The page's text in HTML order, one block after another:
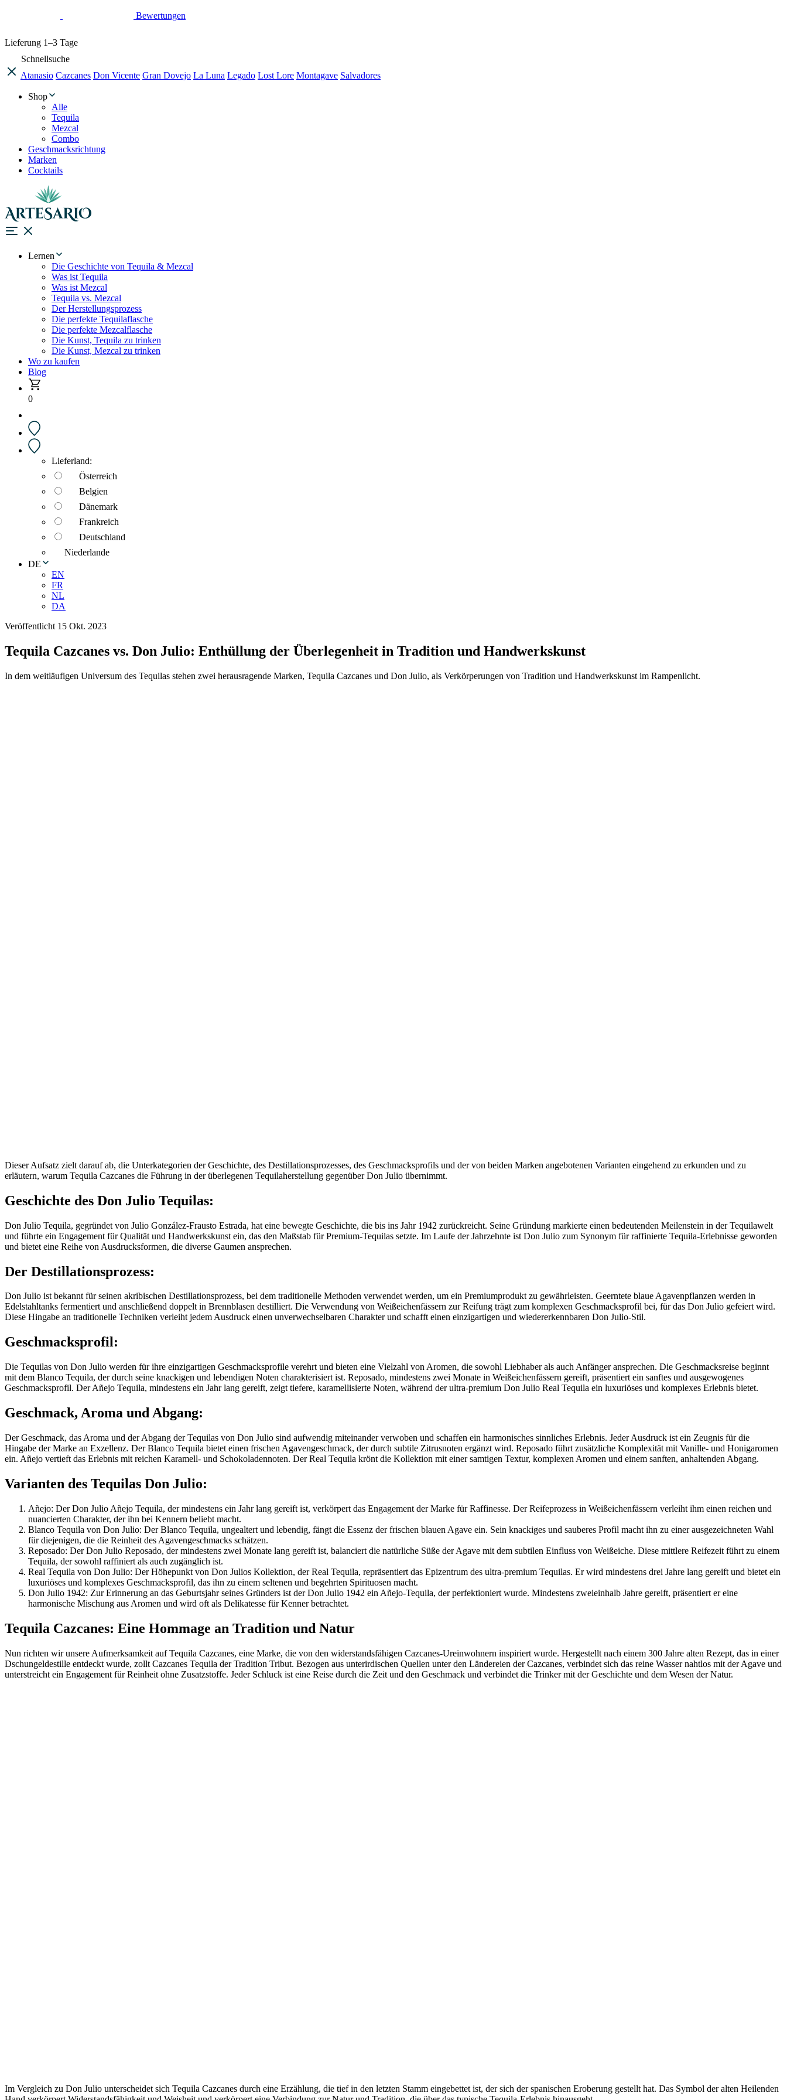
Bewertungen
Lieferung 1–3 Tage
Schnellsuche
Atanasio Cazcanes Don Vicente Gran Dovejo La Luna Legado Lost Lore Montagave Salvadores
Shop
Alle
Tequila
Mezcal
Combo
Geschmacksrichtung
Marken
Cocktails
Lernen
Die Geschichte von Tequila & Mezcal
Was ist Tequila
Was ist Mezcal
Tequila vs. Mezcal
Der Herstellungsprozess
Die perfekte Tequilaflasche
Die perfekte Mezcalflasche
Die Kunst, Tequila zu trinken
Die Kunst, Mezcal zu trinken
Wo zu kaufen
Blog
0
Lieferland:
Österreich
Belgien
Dänemark
Frankreich
Deutschland
Niederlande
DE
EN
FR
NL
DA
Veröffentlicht 15 Okt. 2023
Tequila Cazcanes vs. Don Julio: Enthüllung der Überlegenheit in Tradition und Handwerkskunst
In dem weitläufigen Universum des Tequilas stehen zwei herausragende Marken, Tequila Cazcanes und Don Julio, als Verkörperungen von Tradition und Handwerkskunst im Rampenlicht.
Dieser Aufsatz zielt darauf ab, die Unterkategorien der Geschichte, des Destillationsprozesses, des Geschmacksprofils und der von beiden Marken angebotenen Varianten eingehend zu erkunden und zu
erläutern, warum Tequila Cazcanes die Führung in der überlegenen Tequilaherstellung gegenüber Don Julio übernimmt.
Geschichte des Don Julio Tequilas:
Don Julio Tequila, gegründet von Julio González-Frausto Estrada, hat eine bewegte Geschichte, die bis ins Jahr 1942 zurückreicht. Seine Gründung markierte einen bedeutenden Meilenstein in der Tequilawelt
und führte ein Engagement für Qualität und Handwerkskunst ein, das den Maßstab für Premium-Tequilas setzte. Im Laufe der Jahrzehnte ist Don Julio zum Synonym für raffinierte Tequila-Erlebnisse geworden
und bietet eine Reihe von Ausdrucksformen, die diverse Gaumen ansprechen.
Der Destillationsprozess:
Don Julio ist bekannt für seinen akribischen Destillationsprozess, bei dem traditionelle Methoden verwendet werden, um ein Premiumprodukt zu gewährleisten. Geerntete blaue Agavenpflanzen werden in
Edelstahltanks fermentiert und anschließend doppelt in Brennblasen destilliert. Die Verwendung von Weißeichenfässern zur Reifung trägt zum komplexen Geschmacksprofil bei, für das Don Julio gefeiert wird.
Diese Hingabe an traditionelle Techniken verleiht jedem Ausdruck einen unverwechselbaren Charakter und schafft einen einzigartigen und wiedererkennbaren Don Julio-Stil.
Geschmacksprofil:
Die Tequilas von Don Julio werden für ihre einzigartigen Geschmacksprofile verehrt und bieten eine Vielzahl von Aromen, die sowohl Liebhaber als auch Anfänger ansprechen. Die Geschmacksreise beginnt
mit dem Blanco Tequila, der durch seine knackigen und lebendigen Noten charakterisiert ist. Reposado, mindestens zwei Monate in Weißeichenfässern gereift, präsentiert ein sanftes und ausgewogenes
Geschmacksprofil. Der Añejo Tequila, mindestens ein Jahr lang gereift, zeigt tiefere, karamellisierte Noten, während der ultra-premium Don Julio Real Tequila ein luxuriöses und komplexes Erlebnis bietet.
Geschmack, Aroma und Abgang:
Der Geschmack, das Aroma und der Abgang der Tequilas von Don Julio sind aufwendig miteinander verwoben und schaffen ein harmonisches sinnliches Erlebnis. Jeder Ausdruck ist ein Zeugnis für die
Hingabe der Marke an Exzellenz. Der Blanco Tequila bietet einen frischen Agavengeschmack, der durch subtile Zitrusnoten ergänzt wird. Reposado führt zusätzliche Komplexität mit Vanille- und Honigaromen
ein. Añejo vertieft das Erlebnis mit reichen Karamell- und Schokoladennoten. Der Real Tequila krönt die Kollektion mit einer samtigen Textur, komplexen Aromen und einem sanften, anhaltenden Abgang.
Varianten des Tequilas Don Julio:
Añejo: Der Don Julio Añejo Tequila, der mindestens ein Jahr lang gereift ist, verkörpert das Engagement der Marke für Raffinesse. Der Reifeprozess in Weißeichenfässern verleiht ihm einen reichen und
nuancierten Charakter, der ihn bei Kennern beliebt macht.
Blanco Tequila von Don Julio: Der Blanco Tequila, ungealtert und lebendig, fängt die Essenz der frischen blauen Agave ein. Sein knackiges und sauberes Profil macht ihn zu einer ausgezeichneten Wahl
für diejenigen, die die Reinheit des Agavengeschmacks schätzen.
Reposado: Der Don Julio Reposado, der mindestens zwei Monate lang gereift ist, balanciert die natürliche Süße der Agave mit dem subtilen Einfluss von Weißeiche. Diese mittlere Reifezeit führt zu einem
Tequila, der sowohl raffiniert als auch zugänglich ist.
Real Tequila von Don Julio: Der Höhepunkt von Don Julios Kollektion, der Real Tequila, repräsentiert das Epizentrum des ultra-premium Tequilas. Er wird mindestens drei Jahre lang gereift und bietet ein
luxuriöses und komplexes Geschmacksprofil, das ihn zu einem seltenen und begehrten Spirituosen macht.
Don Julio 1942: Zur Erinnerung an das Geburtsjahr seines Gründers ist der Don Julio 1942 ein Añejo-Tequila, der perfektioniert wurde. Mindestens zweieinhalb Jahre gereift, präsentiert er eine
harmonische Mischung aus Aromen und wird oft als Delikatesse für Kenner betrachtet.
Tequila Cazcanes: Eine Hommage an Tradition und Natur
Nun richten wir unsere Aufmerksamkeit auf Tequila Cazcanes, eine Marke, die von den widerstandsfähigen Cazcanes-Ureinwohnern inspiriert wurde. Hergestellt nach einem 300 Jahre alten Rezept, das in einer
Dschungeldestille entdeckt wurde, zollt Cazcanes Tequila der Tradition Tribut. Bezogen aus unterirdischen Quellen unter den Ländereien der Cazcanes, verbindet sich das reine Wasser nahtlos mit der Agave und
unterstreicht ein Engagement für Reinheit ohne Zusatzstoffe. Jeder Schluck ist eine Reise durch die Zeit und den Geschmack und verbindet die Trinker mit der Geschichte und dem Wesen der Natur.
Im Vergleich zu Don Julio unterscheidet sich Tequila Cazcanes durch eine Erzählung, die tief in den letzten Stamm eingebettet ist, der sich der spanischen Eroberung gestellt hat. Das Symbol der alten Heilenden